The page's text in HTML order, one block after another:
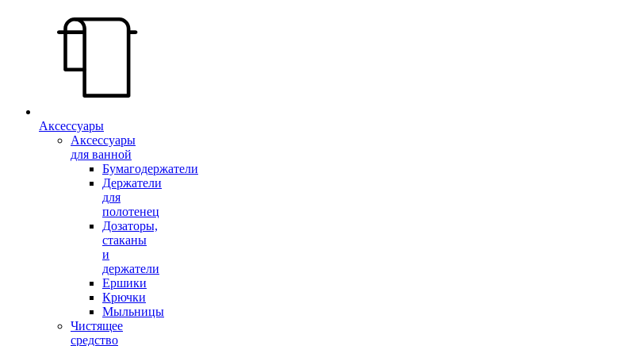
Аксессуары
Аксессуары
для ванной
Бумагодержатели
Держатели
для
полотенец
Дозаторы,
стаканы
и
держатели
Ершики
Крючки
Мыльницы
Чистящее
средство